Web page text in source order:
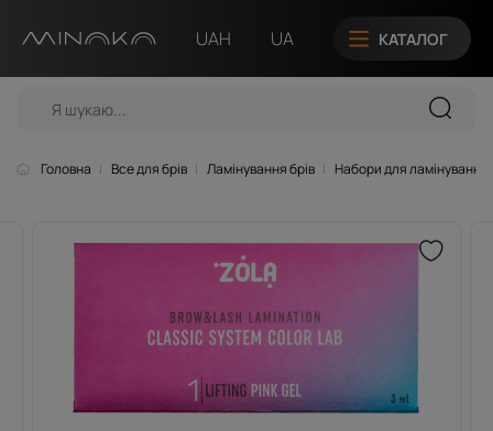
UAH UA КАТАЛОГ
Головна Все для брів Ламінування брів Набори для ламінування